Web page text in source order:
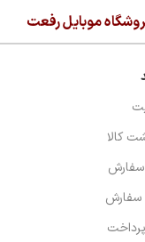
موبایل رفعت
کالا
سفارش